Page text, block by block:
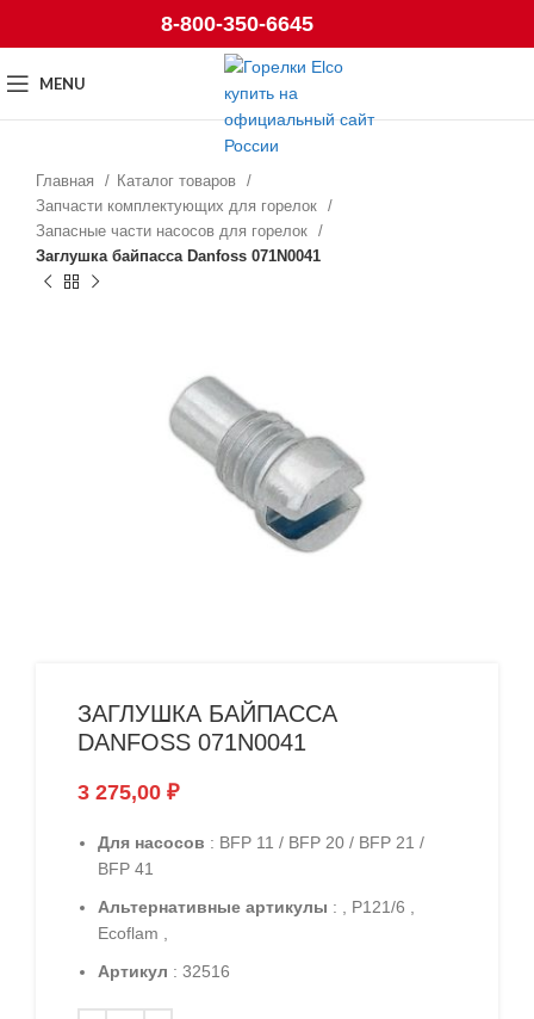
8-800-350-6645
MENU
Главная
Каталог товаров
Запчасти комплектующих для горелок
Запасные части насосов для горелок
Заглушка байпасса Danfoss 071N0041
ЗАГЛУШКА БАЙПАССА
DANFOSS 071N0041
3 275,00 ₽
Для насосов : BFP 11 / BFP 20 / BFP 21 /
BFP 41
Альтернативные артикулы : , P121/6 ,
Ecoflam ,
Артикул : 32516